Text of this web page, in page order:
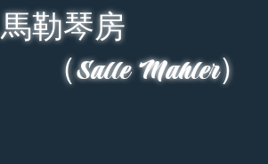
馬勒琴房
（Salle Mahler）